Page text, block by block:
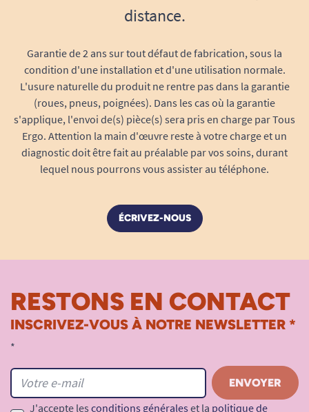
, il se glisse aisément dans un sac,
une valise ou une poche de manteau, pour
Caractéristiques techniques du
bonnet de protection LENNY
Matières extérieures :59% polyamide,
24% polyester, 17% élasthanne – pour la
souplesse, la résistance et l’élasticité.
Doublure intérieure :82% polyester, 18%
élasthanne – douceur, respirabilité et
Sangle ajustablesous le menton : maintien
optimal sans gêner ou marquer la peau.
distance.
Garantie de 2 ans sur tout défaut de fabrication, sous la
condition d'une installation et d'une utilisation normale.
L'usure naturelle du produit ne rentre pas dans la garantie
(roues, pneus, poignées). Dans les cas où la garantie
s'applique, l'envoi de(s) pièce(s) sera pris en charge par Tous
Ergo. Attention la main d'œuvre reste à votre charge et un
diagnostic doit être fait au préalable par vos soins, durant
lequel nous pourrons vous assister au téléphone.
ÉCRIVEZ-NOUS
RESTONS EN CONTACT
INSCRIVEZ-VOUS À NOTRE NEWSLETTER *
*
J'accepte les conditions générales et la politique de